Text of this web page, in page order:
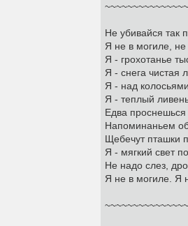
Не убивайся так
Я не в могиле, не
Я - грохотанье
Я - снега чистая
Я - над
Я - теплый
Едва
Напоминаньем
Щебечут пташки
Я - мягкий свет
Не надо слез,
Я не в могиле. Я